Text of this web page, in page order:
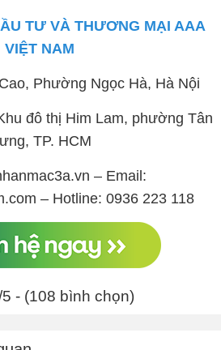
TƯ VÀ THƯƠNG MẠI AAA
VIỆT NAM
Phường Ngọc Hà, Hà Nội
đô thị Him Lam, phường Tân
TP. HCM
– Email:
– Hotline: 0936 223 118
5 - (108 bình chọn)